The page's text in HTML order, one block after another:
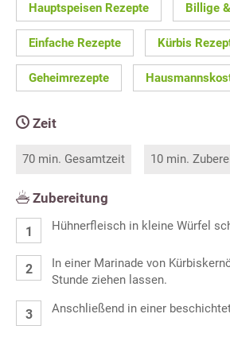
Hauptspeisen Rezepte Billige
Einfache Rezepte Kürbis
Geheimrezepte
Zeit
70 min. Gesamtzeit 10 min.
Zubereitung
Hühnerfleisch in kleine Würfel
In einer Marinade von
Stunde ziehen lassen.
Anschließend in einer